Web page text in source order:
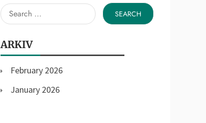
Search
for:
ARKIV
February 2026
January 2026